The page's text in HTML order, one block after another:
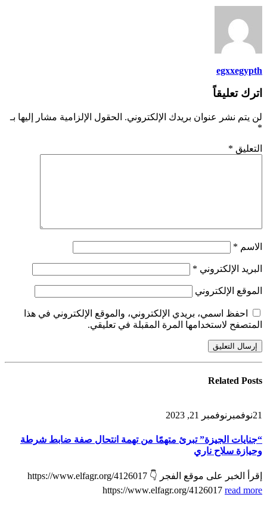
egxxegypth
اترك تعليقاً
لن يتم نشر عنوان بريدك الإلكتروني. الحقول الإلزامية مشار إليها بـ
*
التعليق *
الاسم *
البريد الإلكتروني *
الموقع الإلكتروني
احفظ اسمي، بريدي الإلكتروني، والموقع الإلكتروني في هذا
المتصفح لاستخدامها المرة المقبلة في تعليقي.
Related Posts
21نوفمبر نوفمبر 21, 2023
“جنايات الجيزة” تبرئ متهمًا من تهمة انتحال صفة ضابط شرطة
وحيازة سلاح ناري
إقرأ الخبر على موقع الفجر 👇 https://www.elfagr.org/4126017
https://www.elfagr.org/4126017 read more